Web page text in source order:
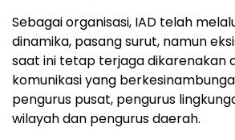
Sebagai organisasi, IAD telah
dinamika, pasang surut, namun
saat ini tetap terjaga dikarenakan
komunikasi yang
pengurus pusat, pengurus
wilayah dan pengurus daerah.